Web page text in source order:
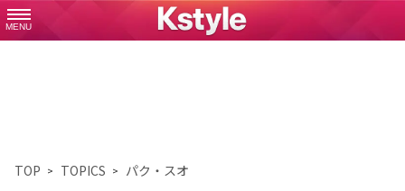
MENU
TOP TOPICS パク・スオ